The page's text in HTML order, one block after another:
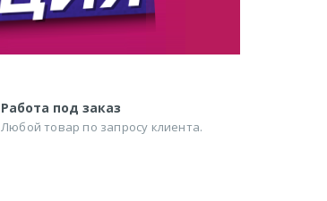
Работа под заказ
Любой товар по запросу клиента.